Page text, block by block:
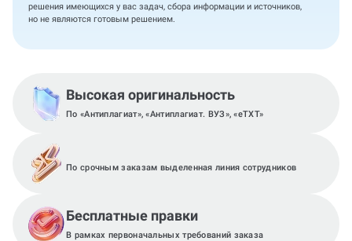
решения имеющихся у вас задач, сбора информации и источников,
но не являются готовым решением.
Высокая оригинальность
По «Антиплагиат», «Антиплагиат. ВУЗ», «eTXT»
По срочным заказам выделенная линия сотрудников
Бесплатные правки
В рамках первоначальных требований заказа